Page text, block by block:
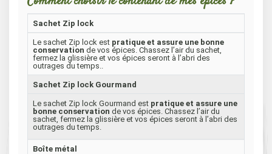
Sachet Zip lock
Le sachet Zip lock est pratique et assure une bonne
conservation de vos épices. Chassez l’air du sachet,
fermez la glissière et vos épices seront à l’abri des
outrages du temps..
Sachet Zip lock Gourmand
Le sachet Zip lock Gourmand est pratique et assure une
bonne conservation de vos épices. Chassez l’air du
sachet, fermez la glissière et vos épices seront à l’abri des
outrages du temps.
Boîte métal